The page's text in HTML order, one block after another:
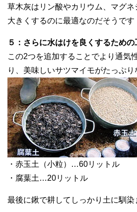
草木灰はリン酸やカリウム、マグ
大きくするのに最適なのだそうです
５：さらに水はけを良くするための
この2つを追加することでより通気
り、美味しいサツマイモがたっぷ
・赤玉土（小粒）…60リットル
・腐葉土…20リットル
最後に鍬で耕してしっかり土に馴染